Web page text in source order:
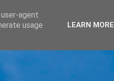
agent
usage
LEARN MORE